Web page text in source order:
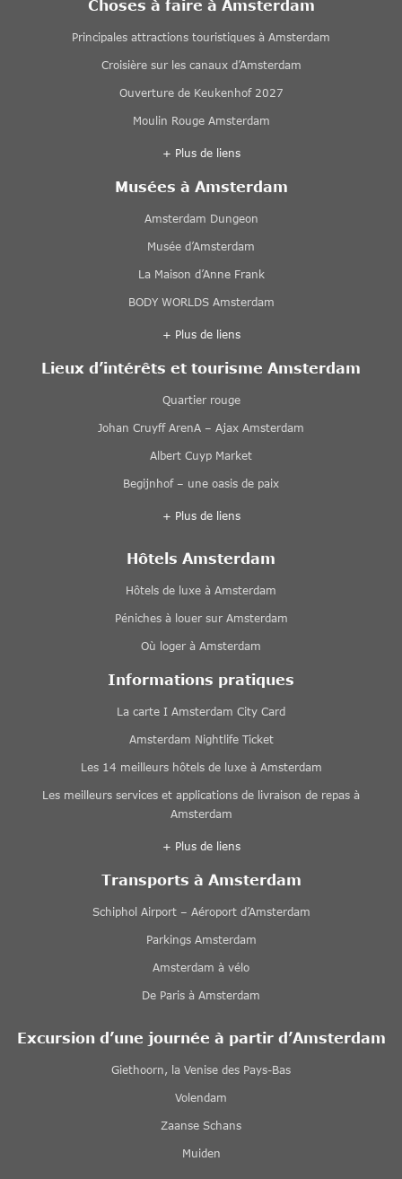
Choses à faire à Amsterdam
Principales attractions touristiques à Amsterdam
Croisière sur les canaux d’Amsterdam
Ouverture de Keukenhof 2027
Moulin Rouge Amsterdam
+ Plus de liens
Musées à Amsterdam
Amsterdam Dungeon
Musée d’Amsterdam
La Maison d’Anne Frank
BODY WORLDS Amsterdam
+ Plus de liens
Lieux d’intérêts et tourisme Amsterdam
Quartier rouge
Johan Cruyff ArenA – Ajax Amsterdam
Albert Cuyp Market
Begijnhof – une oasis de paix
+ Plus de liens
Hôtels Amsterdam
Hôtels de luxe à Amsterdam
Péniches à louer sur Amsterdam
Où loger à Amsterdam
Informations pratiques
La carte I Amsterdam City Card
Amsterdam Nightlife Ticket
Les 14 meilleurs hôtels de luxe à Amsterdam
Les meilleurs services et applications de livraison de repas à
Amsterdam
+ Plus de liens
Transports à Amsterdam
Schiphol Airport – Aéroport d’Amsterdam
Parkings Amsterdam
Amsterdam à vélo
De Paris à Amsterdam
Excursion d’une journée à partir d’Amsterdam
Giethoorn, la Venise des Pays-Bas
Volendam
Zaanse Schans
Muiden